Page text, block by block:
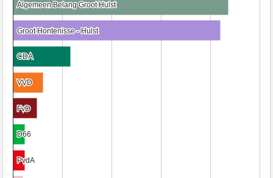
Algemeen Belang Groot Hulst
Algemeen Belang Groot Hulst
Groot Hontenisse - Hulst
Groot Hontenisse - Hulst
CDA
CDA
VVD
VVD
FvD
FvD
D66
D66
PvdA
PvdA